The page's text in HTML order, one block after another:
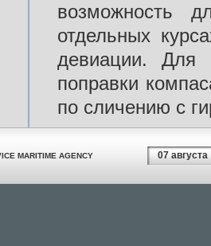
возможность
отдельных
девиации. Для
поправки
по сличению с
MARITIME AGENCY 07 августа